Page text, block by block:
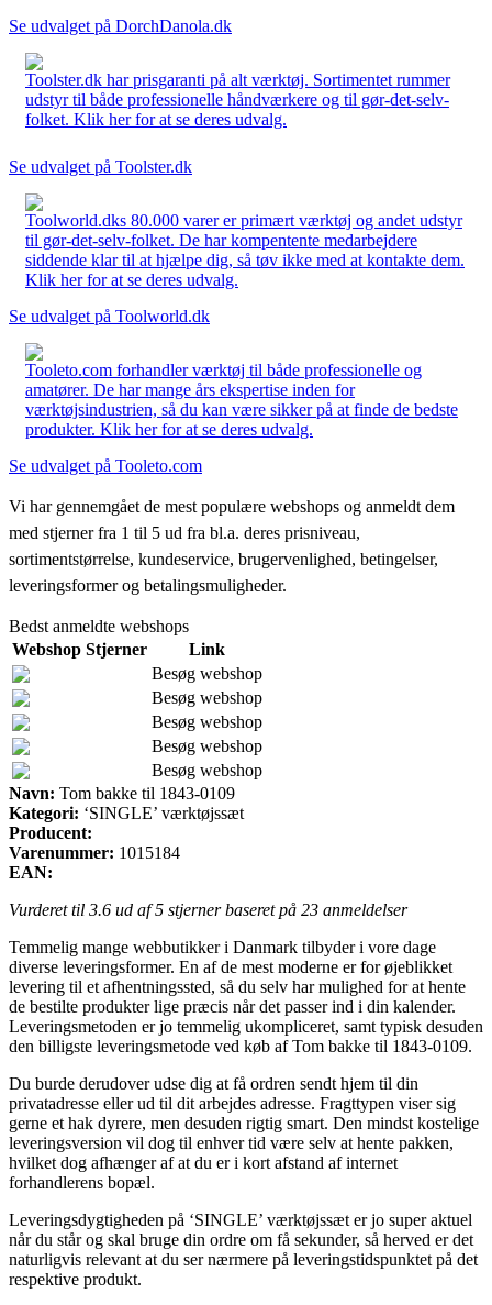
Se udvalget på DorchDanola.dk
Toolster.dk har prisgaranti på alt værktøj. Sortimentet rummer
udstyr til både professionelle håndværkere og til gør-det-selv-
folket. Klik her for at se deres udvalg.
Se udvalget på Toolster.dk
Toolworld.dks 80.000 varer er primært værktøj og andet udstyr
til gør-det-selv-folket. De har kompentente medarbejdere
siddende klar til at hjælpe dig, så tøv ikke med at kontakte dem.
Klik her for at se deres udvalg.
Se udvalget på Toolworld.dk
Tooleto.com forhandler værktøj til både professionelle og
amatører. De har mange års ekspertise inden for
værktøjsindustrien, så du kan være sikker på at finde de bedste
produkter. Klik her for at se deres udvalg.
Se udvalget på Tooleto.com
Vi har gennemgået de mest populære webshops og anmeldt dem
med stjerner fra 1 til 5 ud fra bl.a. deres prisniveau,
sortimentstørrelse, kundeservice, brugervenlighed, betingelser,
leveringsformer og betalingsmuligheder.
Bedst anmeldte webshops
Webshop Stjerner
Link
Besøg webshop
Besøg webshop
Besøg webshop
Besøg webshop
Besøg webshop
Navn: Tom bakke til 1843-0109
Kategori: ‘SINGLE’ værktøjssæt
Producent:
Varenummer: 1015184
EAN:
Vurderet til 3.6 ud af 5 stjerner baseret på 23 anmeldelser
Temmelig mange webbutikker i Danmark tilbyder i vore dage
diverse leveringsformer. En af de mest moderne er for øjeblikket
levering til et afhentningssted, så du selv har mulighed for at hente
de bestilte produkter lige præcis når det passer ind i din kalender.
Leveringsmetoden er jo temmelig ukompliceret, samt typisk desuden
den billigste leveringsmetode ved køb af Tom bakke til 1843-0109.
Du burde derudover udse dig at få ordren sendt hjem til din
privatadresse eller ud til dit arbejdes adresse. Fragttypen viser sig
gerne et hak dyrere, men desuden rigtig smart. Den mindst kostelige
leveringsversion vil dog til enhver tid være selv at hente pakken,
hvilket dog afhænger af at du er i kort afstand af internet
forhandlerens bopæl.
Leveringsdygtigheden på ‘SINGLE’ værktøjssæt er jo super aktuel
når du står og skal bruge din ordre om få sekunder, så herved er det
naturligvis relevant at du ser nærmere på leveringstidspunktet på det
respektive produkt.